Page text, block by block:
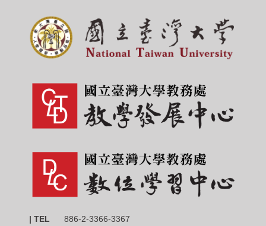
| TEL 886-2-3366-3367